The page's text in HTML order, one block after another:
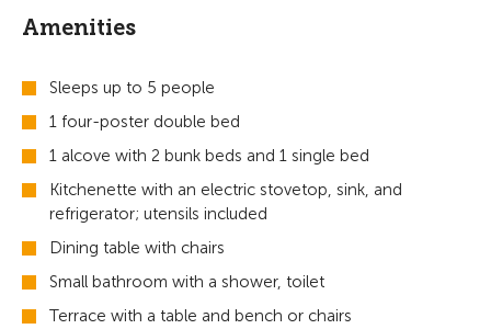
Amenities
Sleeps up to 5 people
1 four-poster double bed
1 alcove with 2 bunk beds and 1 single bed
Kitchenette with an electric stovetop, sink, and
refrigerator; utensils included
Dining table with chairs
Small bathroom with a shower, toilet
Terrace with a table and bench or chairs